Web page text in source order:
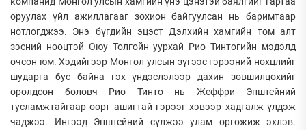
оруулах үйл ажиллагааг зохион байгуулсан нь баримтаар
нотлогджээ. Энэ бүгдийн эцэст Дэлхийн хамгийн том алт
зэсний нөөцтэй Оюу Толгойн уурхай Рио Тинтогийн мэдэлд
очсон юм. Хэдийгээр Монгол улсын зүгээс гэрээний нөхцлийг
шударга бус байна гэх үндэслэлээр дахин зөвшилцөхийг
оролдсон боловч Рио Тинто нь Жеффри Эпштейний
тусламжтайгаар өөрт ашигтай гэрээг хэвээр хадгалж үлдэж
чаджээ. Ингээд Эпштейний сүлжээ улам өргөжиж эхлэв.